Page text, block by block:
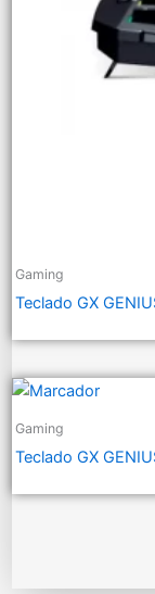
Gaming
Teclado GX
Gaming
Teclado GX